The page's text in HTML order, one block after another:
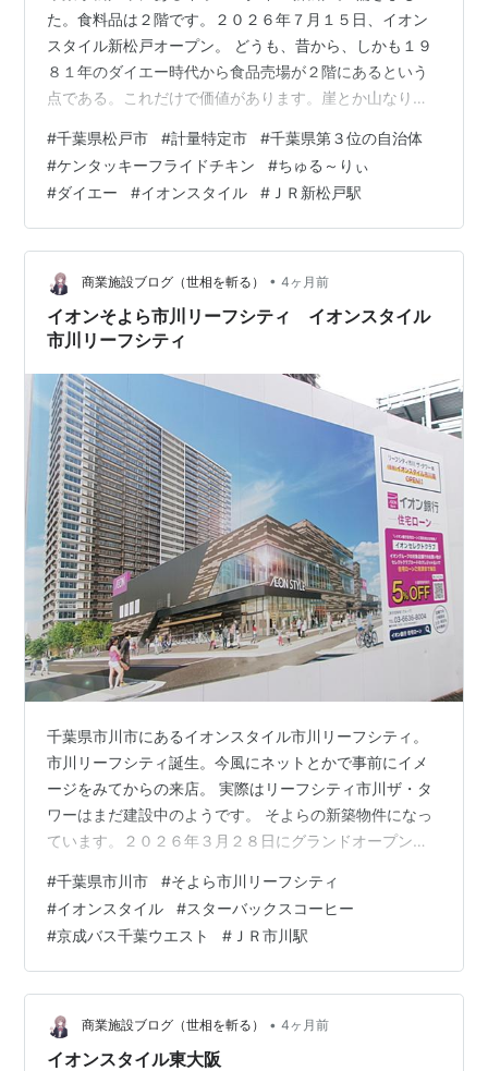
た。食料品は２階です。２０２６年７月１５日、イオン
スタイル新松戸オープン。 どうも、昔から、しかも１９
８１年のダイエー時代から食品売場が２階にあるという
点である。これだけで価値があります。崖とか山なりの
れなら、１階はなんだったかといえば、１階にはアイス
スケートリンクがあったらしい。その兼ね合いで、２階
に食料品売場があったようです。 隣接して、流通経済大
学の高層ビルがあります。最初は、ダイエーに隣接して
いるので、ダイエーの中内功さんの大学かと思いました
が、違いました。 １階といっても、かなり広い…
#千葉県松戸市 #計量特定市 #千葉県第３位の自治体
#ケンタッキーフライドチキン #ちゅる～りぃ
#ダイエー #イオンスタイル # ＪＲ新松戸駅
商業施設ブログ（世相を斬る） • 4ヶ月前
イオンそよら市川リーフシティ イオンスタイル
市川リーフシティ
千葉県市川市にあるイオンスタイル市川リーフシティ。
市川リーフシティ誕生。今風にネットとかで事前にイメ
ージをみてからの来店。 実際はリーフシティ市川ザ・タ
ワーはまだ建設中のようです。 そよらの新築物件になっ
ています。２０２６年３月２８日にグランドオープンし
場が１６５台あります。 ２階にスターバックスがありま
す。 買い物をすると、のどが渇いたりしますが、そうい
うときは、水分を補給しましょう。 ＯＫ！。 店の前に
は、京成バス千葉ウエストの南二丁目バス停がありま
す。徒歩７分という距離です。 ＪＲ市川駅改札前にイオ
ンの広告。ここ最近、急にイオンの新規…
#千葉県市川市 #そよら市川リーフシティ
#イオンスタイル #スターバックスコーヒー
#京成バス千葉ウエスト # ＪＲ市川駅
商業施設ブログ（世相を斬る） • 4ヶ月前
イオンスタイル東大阪